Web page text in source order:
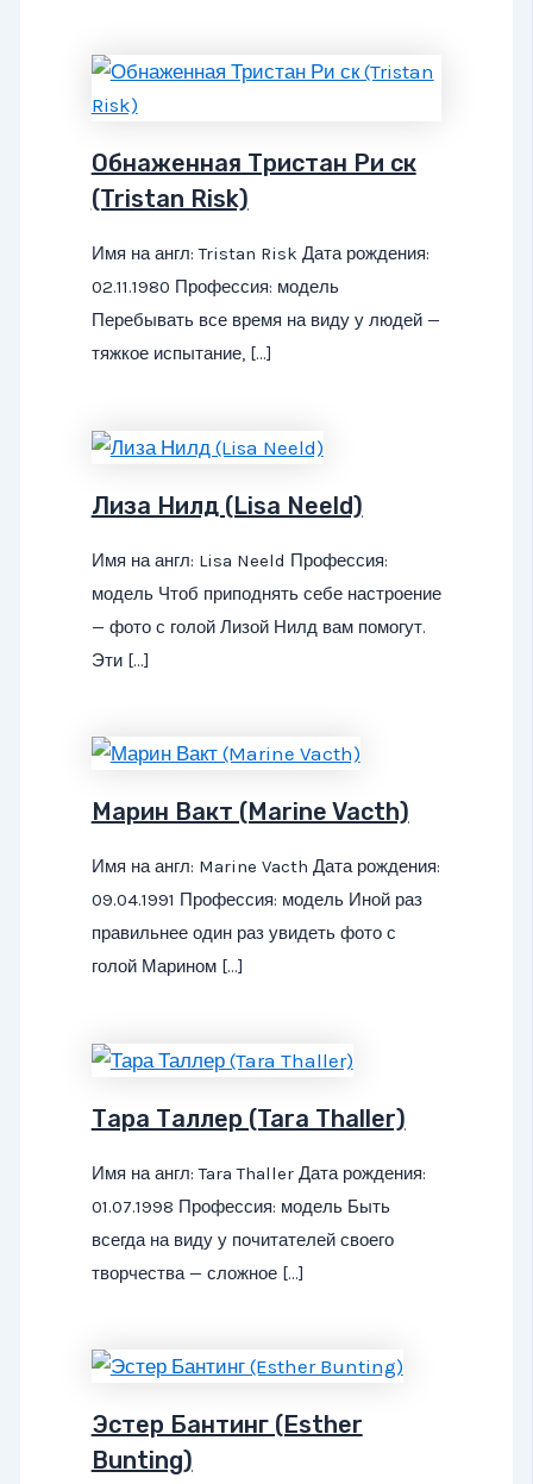
Обнаженная Тристан Ри ск
(Tristan Risk)
Имя на англ: Tristan Risk Дата рождения:
02.11.1980 Профессия: модель
Перебывать все время на виду у людей —
тяжкое испытание, […]
Лиза Нилд (Lisa Neeld)
Имя на англ: Lisa Neeld Профессия:
модель Чтоб приподнять себе настроение
— фото с голой Лизой Нилд вам помогут.
Эти […]
Марин Вакт (Marine Vacth)
Имя на англ: Marine Vacth Дата рождения:
09.04.1991 Профессия: модель Иной раз
правильнее один раз увидеть фото с
голой Марином […]
Тара Таллер (Tara Thaller)
Имя на англ: Tara Thaller Дата рождения:
01.07.1998 Профессия: модель Быть
всегда на виду у почитателей своего
творчества — сложное […]
Эстер Бантинг (Esther
Bunting)